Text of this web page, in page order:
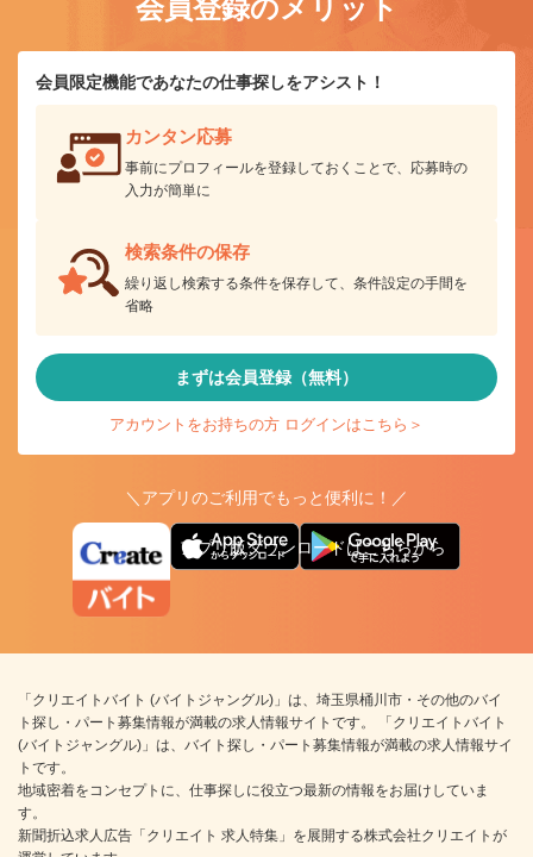
会員登録のメリット
会員限定機能であなたの仕事探しをアシスト！
カンタン応募
事前にプロフィールを登録しておくことで、応募時の
入力が簡単に
検索条件の保存
繰り返し検索する条件を保存して、条件設定の手間を
省略
まずは会員登録（無料）
アカウントをお持ちの方 ログインはこちら＞
＼アプリのご利用でもっと便利に！／
アプリ版ダウンロードはこちらから
「クリエイトバイト (バイトジャングル)」は、埼玉県桶川市・その他のバイ
ト探し・パート募集情報が満載の求人情報サイトです。 「クリエイトバイト
(バイトジャングル)」は、バイト探し・パート募集情報が満載の求人情報サイ
トです。
地域密着をコンセプトに、仕事探しに役立つ最新の情報をお届けしていま
す。
新聞折込求人広告「クリエイト 求人特集」を展開する株式会社クリエイトが